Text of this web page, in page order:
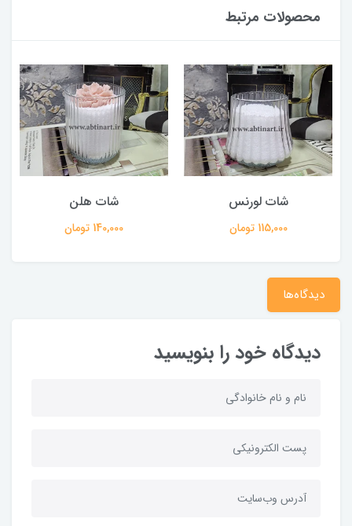
محصولات مرتبط
شات لورنس
115,000 تومان
شات هلن
140,000 تومان
دیدگاه‌ها
دیدگاه خود را بنویسید